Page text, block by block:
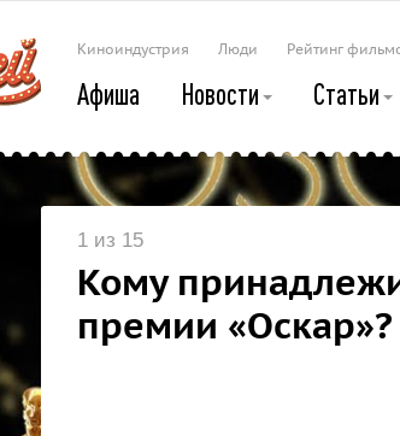
Киноиндустрия Люди Рейтинг
Афиша Новости Статьи
1 из 15
Кому
премии «Оскар»?